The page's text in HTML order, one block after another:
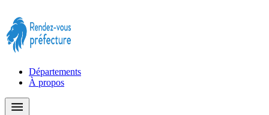
Départements
À propos